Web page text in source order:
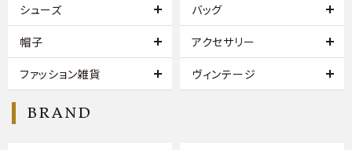
シューズ バッグ
帽子 アクセサリー
ファッション雑貨 ヴィンテージ
BRAND